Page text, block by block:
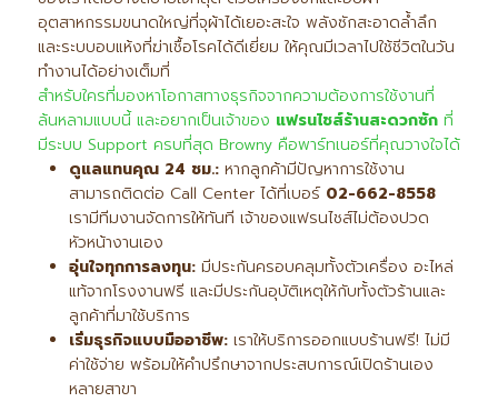
อุตสาหกรรมขนาดใหญ่ที่จุผ้าได้เยอะสะใจ พลังซักสะอาดล้ำลึก
และระบบอบแห้งที่ฆ่าเชื้อโรคได้ดีเยี่ยม ให้คุณมีเวลาไปใช้ชีวิตในวัน
ทำงานได้อย่างเต็มที่
สำหรับใครที่มองหาโอกาสทางธุรกิจจากความต้องการใช้งานที่
ล้นหลามแบบนี้ และอยากเป็นเจ้าของ แฟรนไชส์ร้านสะดวกซัก ที่
มีระบบ Support ครบที่สุด Browny คือพาร์ทเนอร์ที่คุณวางใจได้
ดูแลแทนคุณ 24 ชม.: หากลูกค้ามีปัญหาการใช้งาน
สามารถติดต่อ Call Center ได้ที่เบอร์ 02-662-8558
เรามีทีมงานจัดการให้ทันที เจ้าของแฟรนไชส์ไม่ต้องปวด
หัวหน้างานเอง
อุ่นใจทุกการลงทุน: มีประกันครอบคลุมทั้งตัวเครื่อง อะไหล่
แท้จากโรงงานฟรี และมีประกันอุบัติเหตุให้กับทั้งตัวร้านและ
ลูกค้าที่มาใช้บริการ
เริ่มธุรกิจแบบมืออาชีพ: เราให้บริการออกแบบร้านฟรี! ไม่มี
ค่าใช้จ่าย พร้อมให้คำปรึกษาจากประสบการณ์เปิดร้านเอง
หลายสาขา